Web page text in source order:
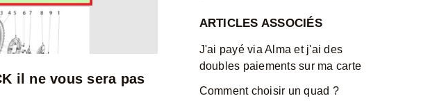
il ne vous sera pas
ARTICLES ASSOCIÉS
J'ai payé via Alma et j'ai des
doubles paiements sur ma carte
Comment choisir un quad ?